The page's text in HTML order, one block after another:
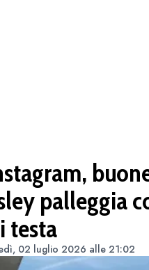
palleggia
testa
02 luglio 2026 alle 21:02